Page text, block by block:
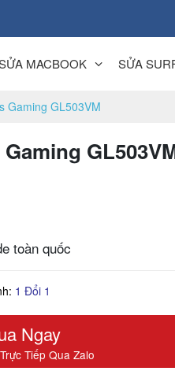
MACBOOK SỬA
Gaming GL503VM
toàn quốc
1 Đổi 1
Ngay
Tiếp Qua Zalo